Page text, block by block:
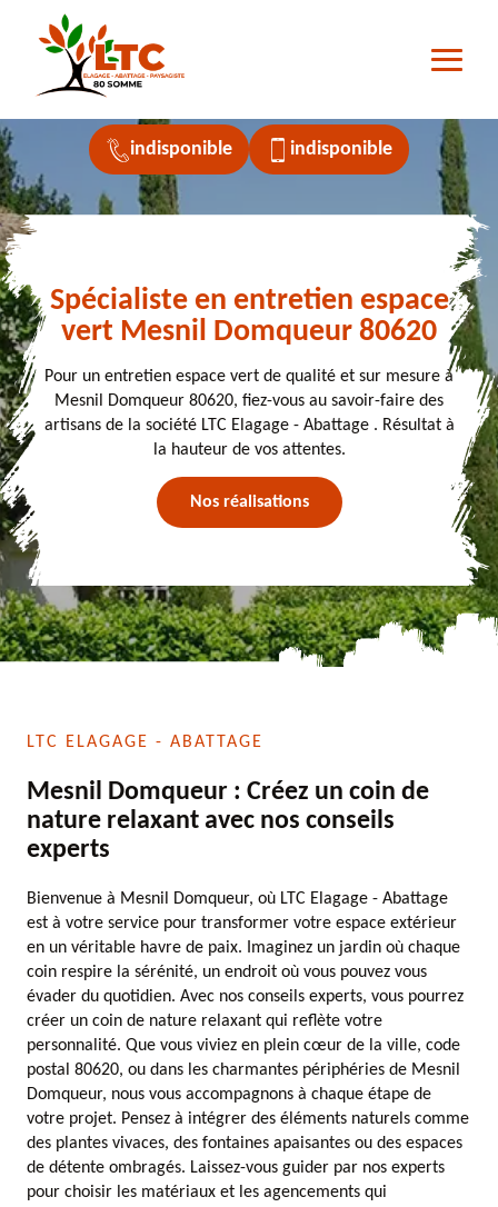
indisponible indisponible
Spécialiste en entretien espace
vert Mesnil Domqueur 80620
Pour un entretien espace vert de qualité et sur mesure à
Mesnil Domqueur 80620, fiez-vous au savoir-faire des
artisans de la société LTC Elagage - Abattage . Résultat à
la hauteur de vos attentes.
Nos réalisations
LTC ELAGAGE - ABATTAGE
Mesnil Domqueur : Créez un coin de
nature relaxant avec nos conseils
experts
Bienvenue à Mesnil Domqueur, où LTC Elagage - Abattage
est à votre service pour transformer votre espace extérieur
en un véritable havre de paix. Imaginez un jardin où chaque
coin respire la sérénité, un endroit où vous pouvez vous
évader du quotidien. Avec nos conseils experts, vous pourrez
créer un coin de nature relaxant qui reflète votre
personnalité. Que vous viviez en plein cœur de la ville, code
postal 80620, ou dans les charmantes périphéries de Mesnil
Domqueur, nous vous accompagnons à chaque étape de
votre projet. Pensez à intégrer des éléments naturels comme
des plantes vivaces, des fontaines apaisantes ou des espaces
de détente ombragés. Laissez-vous guider par nos experts
pour choisir les matériaux et les agencements qui